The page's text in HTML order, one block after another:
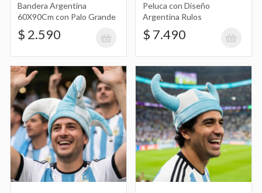
Gorro con Forma de Pelota de Fútbol
Argentina
$ 8.990
Llavero Colgante Porta Celular con
Broche Diseño de Argentina
$ 1.099
Bandera Argentina
60X90Cm con Palo Grande
$ 2.590
Peluca con Diseño
Argentina Rulos
$ 7.490